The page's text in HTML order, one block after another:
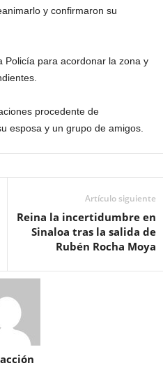
y confirmaron su
Policía para acordonar la zona y
procedente de
esposa y un grupo de amigos.
Artículo siguiente
Reina la incertidumbre en
Sinaloa tras la salida de
Rubén Rocha Moya